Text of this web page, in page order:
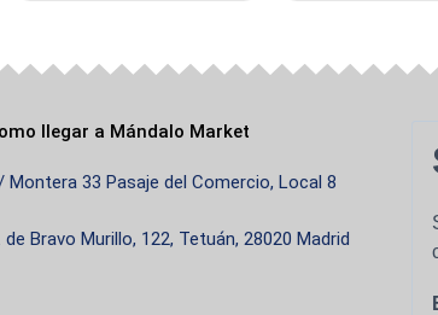
llegar a Mándalo Market
Montera 33 Pasaje del Comercio, Local 8
de Bravo Murillo, 122, Tetuán, 28020 Madrid